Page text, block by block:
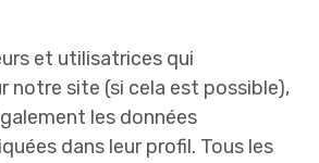
et utilisatrices qui
notre site (si cela est possible),
les données
dans leur profil. Tous les